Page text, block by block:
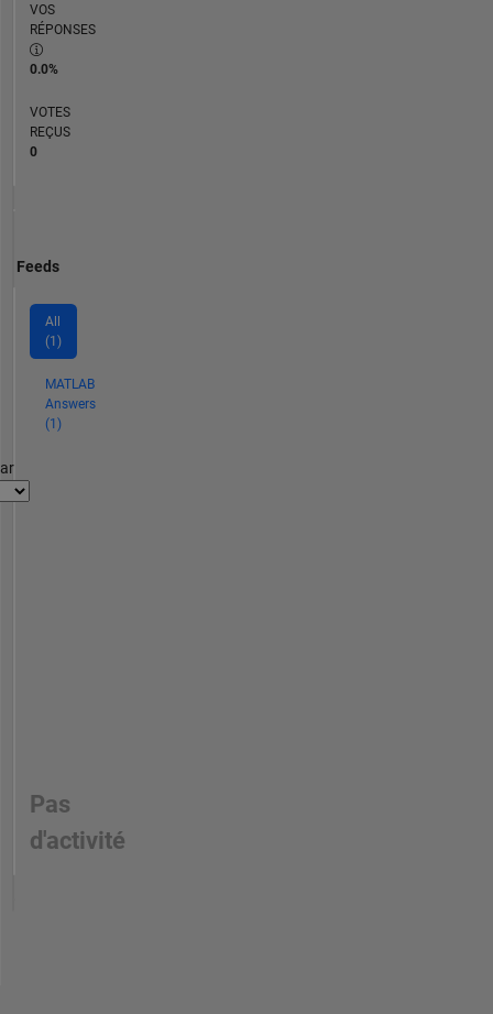
VOS
RÉPONSES
0.0%
VOTES
REÇUS
0
Feeds
All
(1)
MATLAB
Answers
(1)
Pas
d'activité